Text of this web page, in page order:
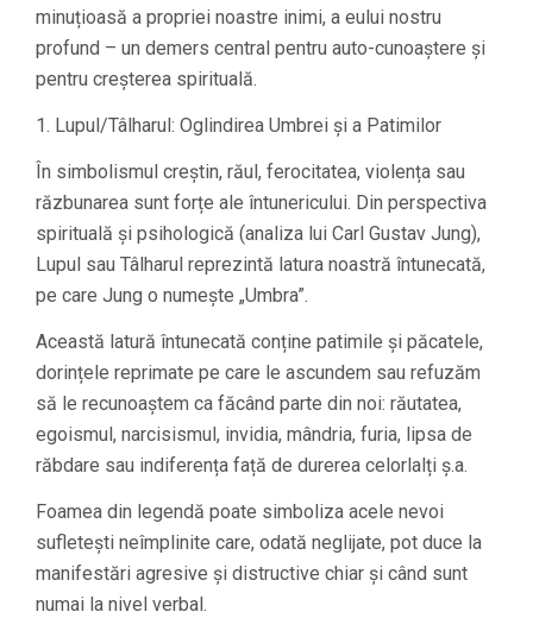
minuțioasă a propriei noastre inimi, a eului nostru
profund – un demers central pentru auto-cunoaștere și
pentru creșterea spirituală.
1. Lupul/Tâlharul: Oglindirea Umbrei și a Patimilor
În simbolismul creștin, răul, ferocitatea, violența sau
răzbunarea sunt forțe ale întunericului. Din perspectiva
spirituală și psihologică (analiza lui Carl Gustav Jung),
Lupul sau Tâlharul reprezintă latura noastră întunecată,
pe care Jung o numește „Umbra”.
Această latură întunecată conține patimile și păcatele,
dorințele reprimate pe care le ascundem sau refuzăm
să le recunoaștem ca făcând parte din noi: răutatea,
egoismul, narcisismul, invidia, mândria, furia, lipsa de
răbdare sau indiferența față de durerea celorlalți ș.a.
Foamea din legendă poate simboliza acele nevoi
sufletești neîmplinite care, odată neglijate, pot duce la
manifestări agresive și distructive chiar și când sunt
numai la nivel verbal.